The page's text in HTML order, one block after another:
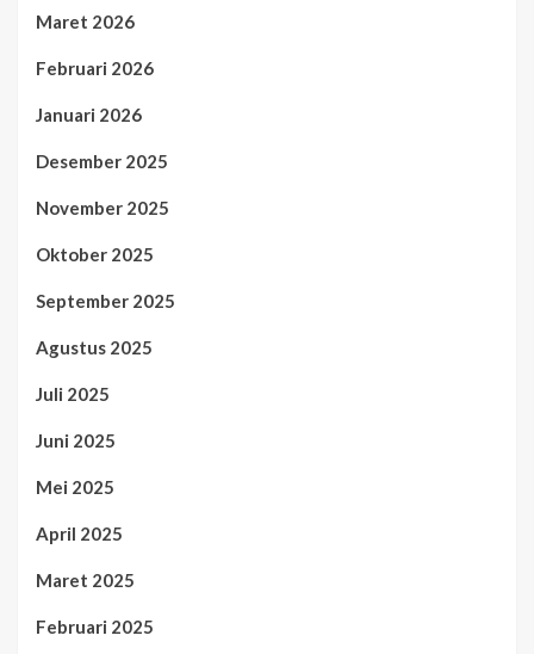
Maret 2026
Februari 2026
Januari 2026
Desember 2025
November 2025
Oktober 2025
September 2025
Agustus 2025
Juli 2025
Juni 2025
Mei 2025
April 2025
Maret 2025
Februari 2025